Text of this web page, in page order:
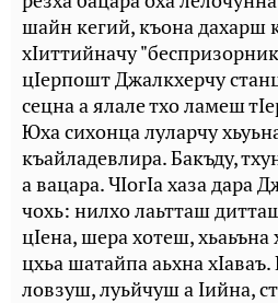
шайн кегий, къона дахарш
хIиттийначу
цIерпошт Джалкхерчу
сецна а ялале тхо ламеш
Юха сихонца луларчу
къайладевлира. Бакъду,
а вацара. ЧIогIа хаза дара
чохь: нилхо лаьтташ
цIена, шера хотеш, хьаьъна
цхьа шатайпа аьхна
ловзуш, луьйчуш а Iийна,